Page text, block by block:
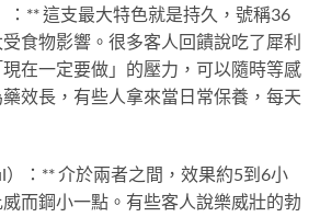
：** 這支最大特色就是持久，號稱36
食物影響。很多客人回饋說吃了犀利
在一定要做」的壓力，可以隨時等感
效長，有些人拿來當日常保養，每天
）：** 介於兩者之間，效果約5到6小
而鋼小一點。有些客人說樂威壯的勃